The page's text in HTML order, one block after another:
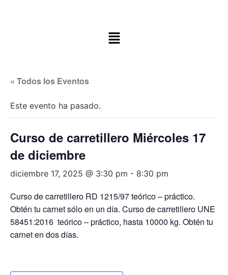
« Todos los Eventos
Este evento ha pasado.
Curso de carretillero Miércoles 17
de diciembre
diciembre 17, 2025 @ 3:30 pm - 8:30 pm
Curso de carretillero RD 1215/97 teórico – práctico.
Obtén tu carnet sólo en un día. Curso de carretillero UNE
58451:2016 teórico – práctico, hasta 10000 kg. Obtén tu
carnet en dos días.